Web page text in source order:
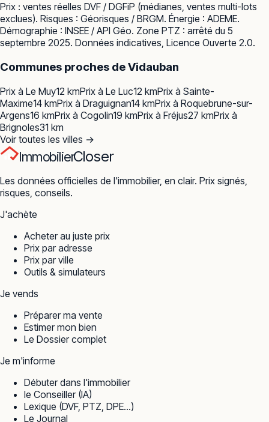
Prix : ventes réelles DVF / DGFiP (médianes, ventes multi-lots
exclues). Risques : Géorisques / BRGM. Énergie : ADEME.
Démographie : INSEE / API Géo. Zone PTZ : arrêté du 5
septembre 2025. Données indicatives, Licence Ouverte 2.0.
Communes proches deVidauban
Prix à Le Muy12 kmPrix à Le Luc12 kmPrix à Sainte-
Maxime14 kmPrix à Draguignan14 kmPrix à Roquebrune-sur-
Argens16 kmPrix à Cogolin19 kmPrix à Fréjus27 kmPrix à
Brignoles31 km
Voir toutes les villes →
ImmobilierCloser
Les données officielles de l'immobilier, en clair. Prix signés,
risques, conseils.
J'achète
Acheter au juste prix
Prix par adresse
Prix par ville
Outils & simulateurs
Je vends
Préparer ma vente
Estimer mon bien
Le Dossier complet
Je m'informe
Débuter dans l'immobilier
le Conseiller (IA)
Lexique (DVF, PTZ, DPE…)
Le Journal